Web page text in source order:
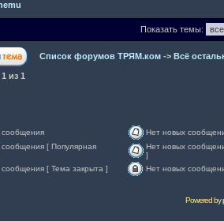
Показать темы:
Список форумов ТРЯМ.ком -> Всё
1 из 1
Нет новых
[ Популярная
Нет новых
]
[ Тема закрыта ]
Нет новых
Powered by